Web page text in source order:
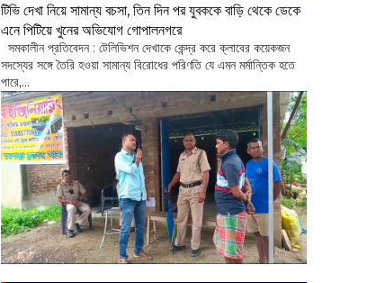
টিভি দেখা নিয়ে সামান্য বচসা, তিন দিন পর যুবককে বাড়ি থেকে ডেকে
এনে পিটিয়ে খুনের অভিযোগ গোপালনগরে
সমকালীন প্রতিবেদন : টেলিভিশন দেখাকে কেন্দ্র করে ক্লাবের কয়েকজন
সদস্যের সঙ্গে তৈরি হওয়া সামান্য বিরোধের পরিণতি যে এমন মর্মান্তিক হতে
পারে,...